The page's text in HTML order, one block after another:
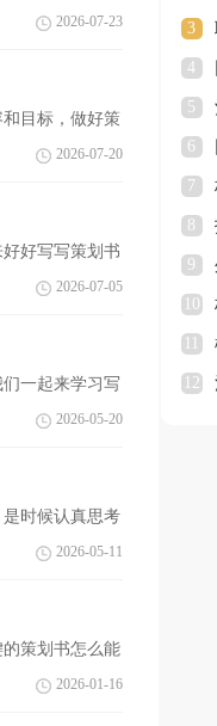
2026-07-23
目标，做好策
2026-07-20
好写写策划书
2026-07-05
一起来学习写
2026-05-20
时候认真思考
2026-05-11
策划书怎么能
2026-01-16
3
4
5
6
7
8
9
10
12